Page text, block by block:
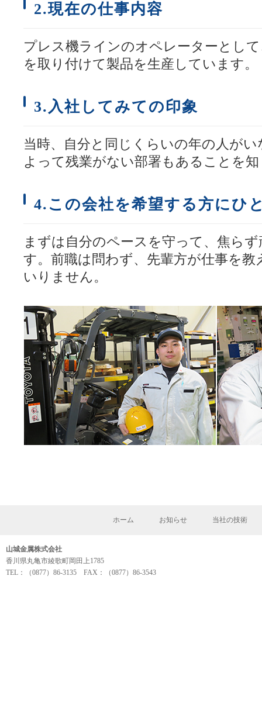
2.現在の仕事内容
プレス機ラインのオペレーターとし
を取り付けて製品を生産しています。
3.入社してみての印象
当時、自分と同じくらいの年の人が
よって残業がない部署もあることを
4.この会社を希望する方にひ
まずは自分のペースを守って、焦ら
す。前職は問わず、先輩方が仕事を
いりません。
ホーム お知らせ 当社の技術
山城金属株式会社
香川県丸亀市綾歌町岡田上1785
TEL：（0877）86-3135 FAX：（0877）86-3543